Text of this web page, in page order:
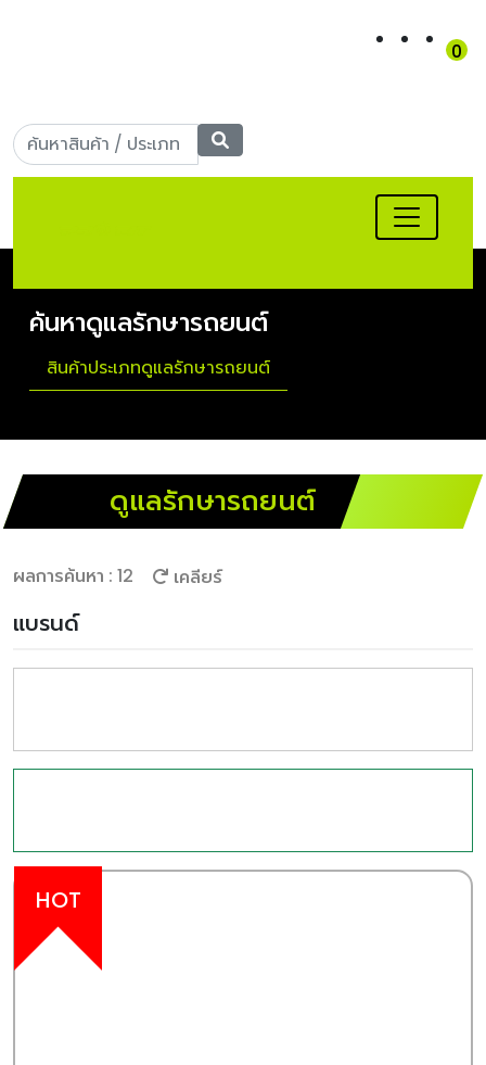
0
สมัครสมาชิก
ค้นหาดูแลรักษารถยนต์
สินค้าประเภทดูแลรักษารถยนต์
ดูแลรักษารถยนต์
ผลการค้นหา : 12 เคลียร์
แบรนด์
HOT